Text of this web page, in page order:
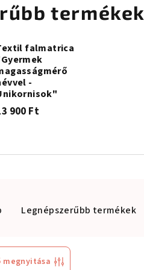
termékek
falmatrica
-
900 Ft
Legnépszerűbb termékek
megnyitása